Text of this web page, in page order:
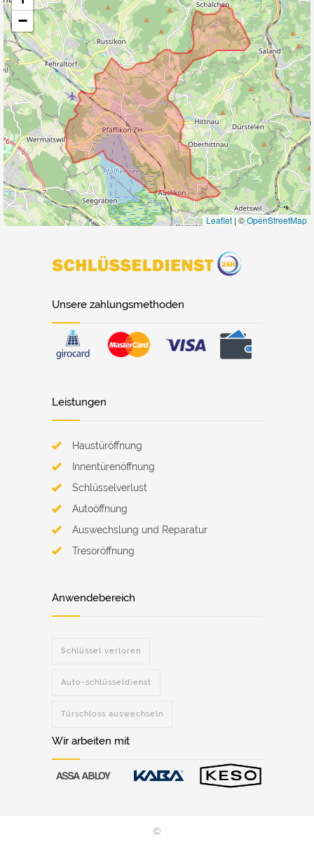
−
Leaflet | ©OpenStreetMap
Unsere zahlungsmethoden
Leistungen
Haustüröffnung
Innentürenöffnung
Schlüsselverlust
Autoöffnung
Auswechslung und Reparatur
Tresoröffnung
Anwendebereich
Schlüssel verloren
Auto-schlüsseldienst
Türschloss auswechseln
Wir arbeiten mit
©